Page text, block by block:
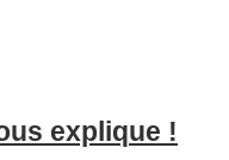
explique !